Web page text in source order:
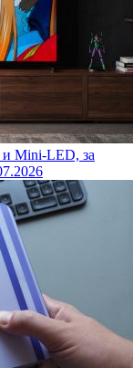
Mini-LED, за